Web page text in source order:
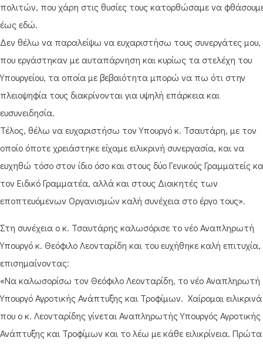
πολιτών, που χάρη στις θυσίες τους κατορθώσαμε να
έως εδώ.
Δεν θέλω να παραλείψω να ευχαριστήσω τους συνεργάτες μου,
που εργάστηκαν με αυταπάρνηση και κυρίως τα στελέχη του
Υπουργείου, τα οποία με βεβαιότητα μπορώ να πω ότι στην
πλειοψηφία τους διακρίνονται για υψηλή επάρκεια και
ευσυνειδησία.
Τέλος, θέλω να ευχαριστήσω τον Υπουργό κ. Τσαυτάρη, με τον
οποίο όποτε χρειάστηκε είχαμε ειλικρινή συνεργασία, και να
ευχηθώ τόσο στον ίδιο όσο και στους δύο Γενικούς Γραμματείς
τον Ειδικό Γραμματέα, αλλά και στους Διοικητές των
εποπτευόμενων Οργανισμών καλή συνέχεια στο έργο τους».
Στη συνέχεια ο κ. Τσαυτάρης καλωσόρισε το νέο Αναπληρωτή
Υπουργό κ. Θεόφιλο Λεονταρίδη και του ευχήθηκε καλή επιτυχία,
επισημαίνοντας:
«Να καλωσορίσω τον Θεόφιλο Λεονταρίδη, το νέο Αναπληρωτή
Υπουργό Αγροτικής Ανάπτυξης και Τροφίμων. Χαίρομαι ειλικρινά
που ο κ. Λεονταρίδης γίνεται Αναπληρωτής Υπουργός Αγροτικής
Ανάπτυξης και Τροφίμων και το λέω με κάθε ειλικρίνεια. Πρώτα